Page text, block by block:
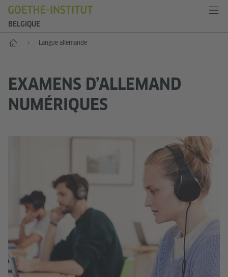
BELGIQUE
Accueil Langue allemande
EXAMENS D’ALLEMAND
NUMÉRIQUES